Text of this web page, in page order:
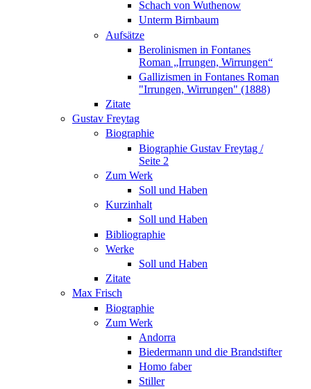
Schach von Wuthenow
Unterm Birnbaum
Aufsätze
Berolinismen in Fontanes
Roman „Irrungen, Wirrungen“
Gallizismen in Fontanes Roman
"Irrungen, Wirrungen" (1888)
Zitate
Gustav Freytag
Biographie
Biographie Gustav Freytag /
Seite 2
Zum Werk
Soll und Haben
Kurzinhalt
Soll und Haben
Bibliographie
Werke
Soll und Haben
Zitate
Max Frisch
Biographie
Zum Werk
Andorra
Biedermann und die Brandstifter
Homo faber
Stiller